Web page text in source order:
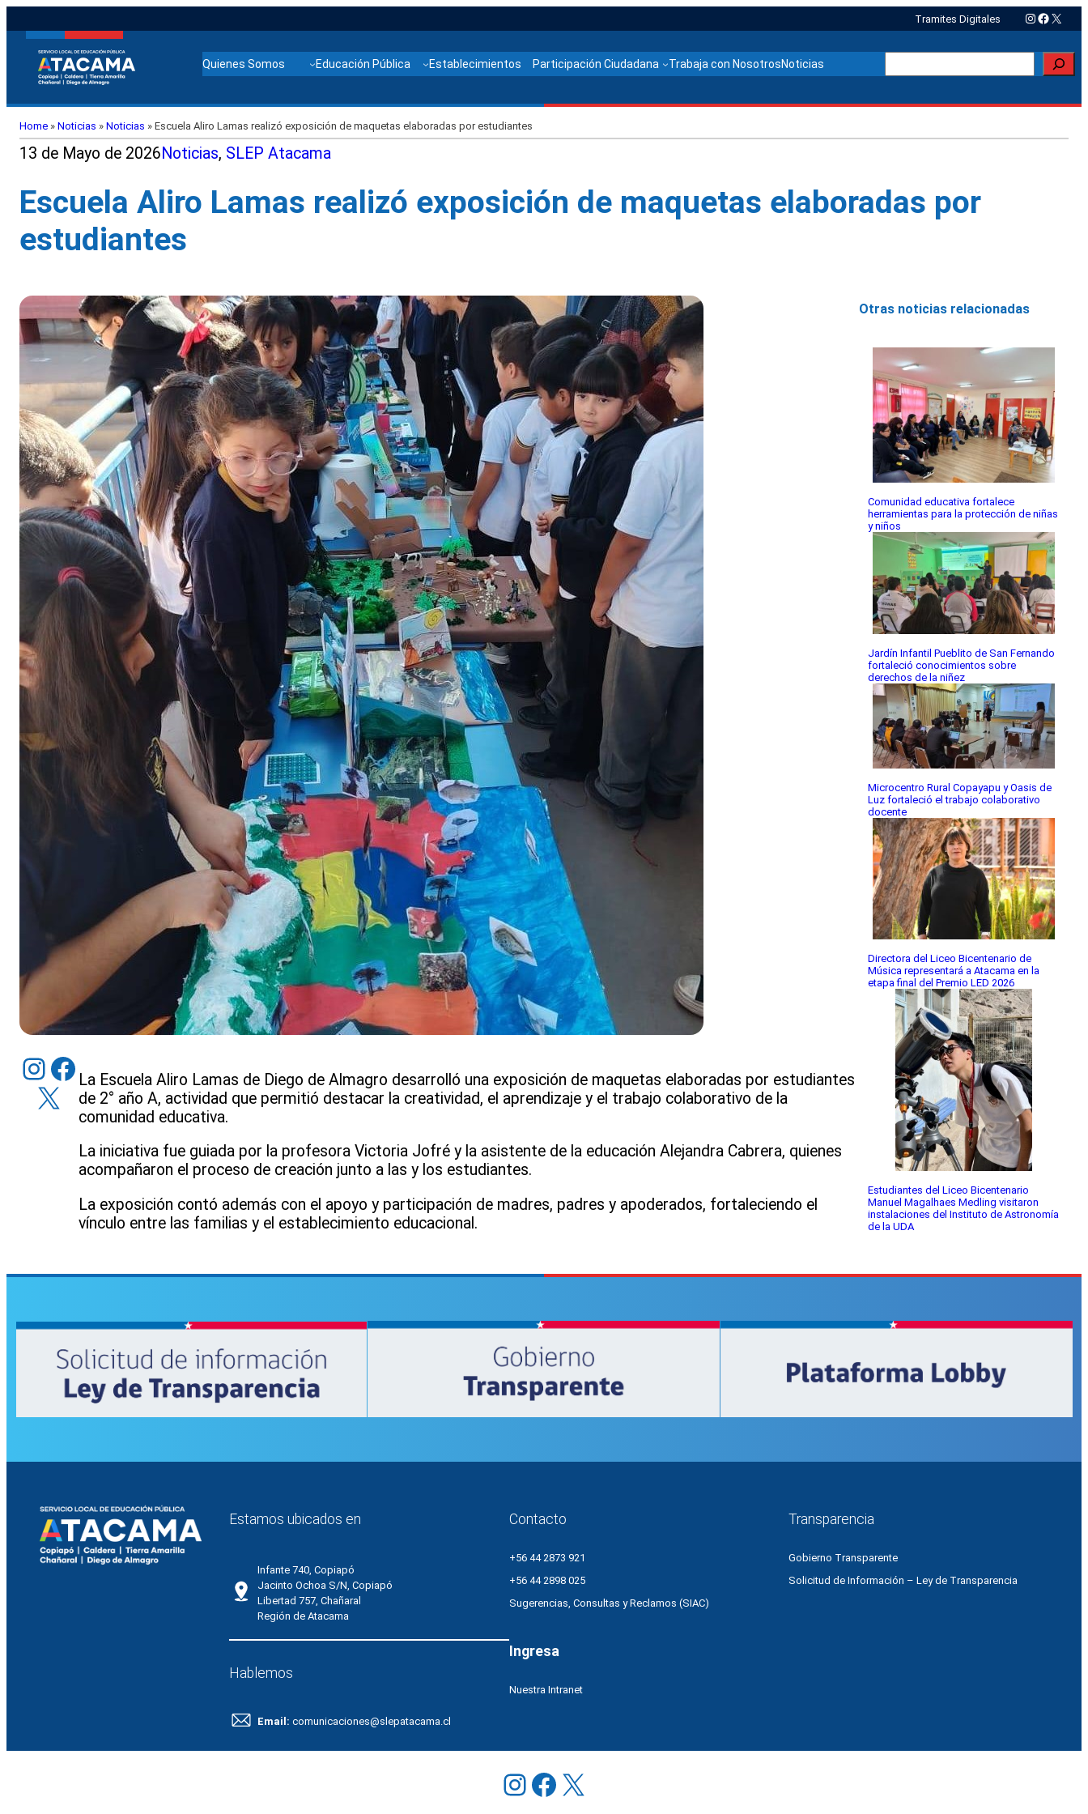
Tramites Digitales Instagram
X
Quienes Somos Educación Pública Establecimientos Participación Ciudadana Trabaja con NosotrosNoticias
Home » Noticias » Noticias » Escuela Aliro Lamas realizó exposición de maquetas elaboradas por estudiantes
13 de Mayo de 2026Noticias, SLEP Atacama
Escuela Aliro Lamas realizó exposición de maquetas elaboradas por
estudiantes
Instagram Facebook
X
La Escuela Aliro Lamas de Diego de Almagro desarrolló una exposición de maquetas elaboradas por estudiantes
de 2° año A, actividad que permitió destacar la creatividad, el aprendizaje y el trabajo colaborativo de la
comunidad educativa.
La iniciativa fue guiada por la profesora Victoria Jofré y la asistente de la educación Alejandra Cabrera, quienes
acompañaron el proceso de creación junto a las y los estudiantes.
La exposición contó además con el apoyo y participación de madres, padres y apoderados, fortaleciendo el
vínculo entre las familias y el establecimiento educacional.
Otras noticias relacionadas
Comunidad educativa fortalece
herramientas para la protección de niñas
y niños
Jardín Infantil Pueblito de San Fernando
fortaleció conocimientos sobre
derechos de la niñez
Microcentro Rural Copayapu y Oasis de
Luz fortaleció el trabajo colaborativo
docente
Directora del Liceo Bicentenario de
Música representará a Atacama en la
etapa final del Premio LED 2026
Estudiantes del Liceo Bicentenario
Manuel Magalhaes Medling visitaron
instalaciones del Instituto de Astronomía
de la UDA
Estamos ubicados en
Infante 740, Copiapó
Jacinto Ochoa S/N, Copiapó
Libertad 757, Chañaral
Región de Atacama
Hablemos
Email: comunicaciones@slepatacama.cl
Contacto
+56 44 2873 921
+56 44 2898 025
Sugerencias, Consultas y Reclamos (SIAC)
Ingresa
Nuestra Intranet
Transparencia
Gobierno Transparente
Solicitud de Información – Ley de Transparencia
Instagram
Facebook
X